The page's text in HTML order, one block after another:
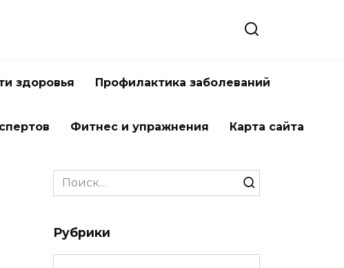
здоровья Профилактика заболеваний
Фитнес и упражнения Карта сайта
Search
for:
Рубрики